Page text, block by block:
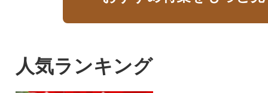
人気ランキング